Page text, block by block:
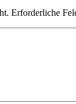
Erforderliche